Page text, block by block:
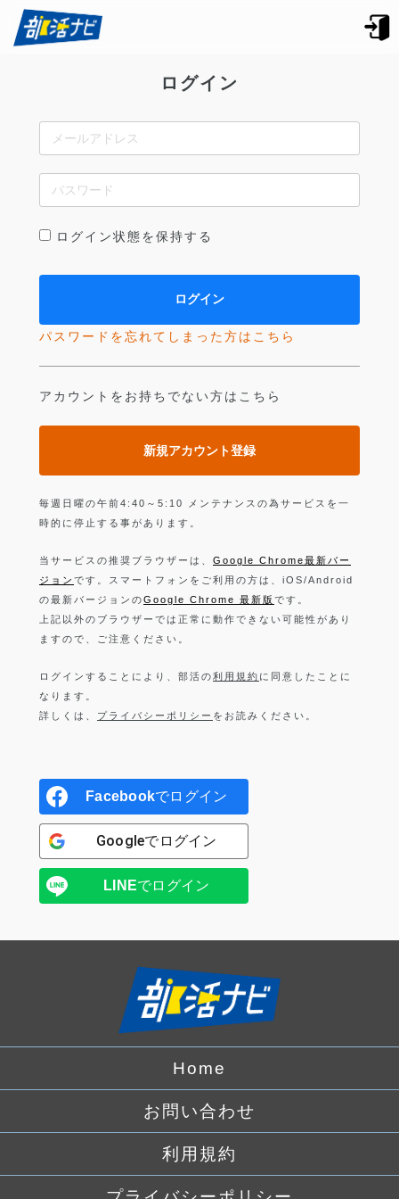
ログイン
ログイン状態を保持する
パスワードを忘れてしまった方はこちら
アカウントをお持ちでない方はこちら
新規アカウント登録
毎週日曜の午前4:40～5:10 メンテナンスの為サービスを一
時的に停止する事があります。
当サービスの推奨ブラウザーは、 Google Chrome最新バー
ジョン です。スマートフォンをご利用の方は、iOS/Android
の最新バージョンのGoogle Chrome 最新版 です。
上記以外のブラウザーでは正常に動作できない可能性があり
ますので、ご注意ください。
ログインすることにより、部活の利用規約 に同意したことに
なります。
詳しくは、 プライバシーポリシー をお読みください。
Facebookでログイン
Googleでログイン
LINEでログイン
Home
お問い合わせ
利用規約